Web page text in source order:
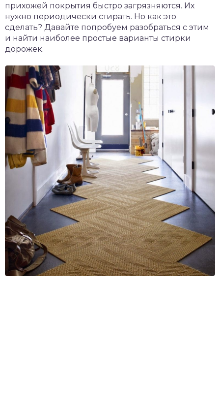
прихожей покрытия быстро загрязняются. Их
нужно периодически стирать. Но как это
сделать? Давайте попробуем разобраться с этим
и найти наиболее простые варианты стирки
дорожек.